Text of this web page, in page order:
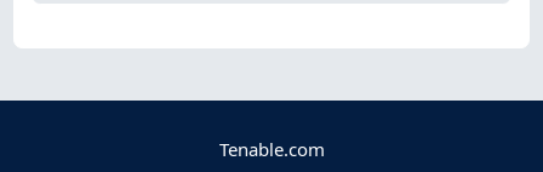
Tenable.com